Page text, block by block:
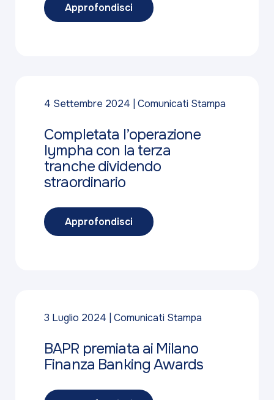
Approfondisci
4 Settembre 2024 Comunicati Stampa
Completata l’operazione
lympha con la terza
tranche dividendo
straordinario
Approfondisci
3 Luglio 2024 Comunicati Stampa
BAPR premiata ai Milano
Finanza Banking Awards